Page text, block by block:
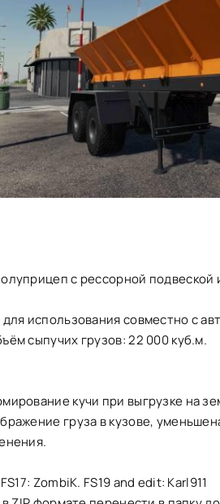
с рессорной подвеской
для использования совместно с
сыпучих грузов: 22 000 куб.м.
кучи при выгрузке на
груза в кузове,
ZombiK. FS19 and edit: Karl911